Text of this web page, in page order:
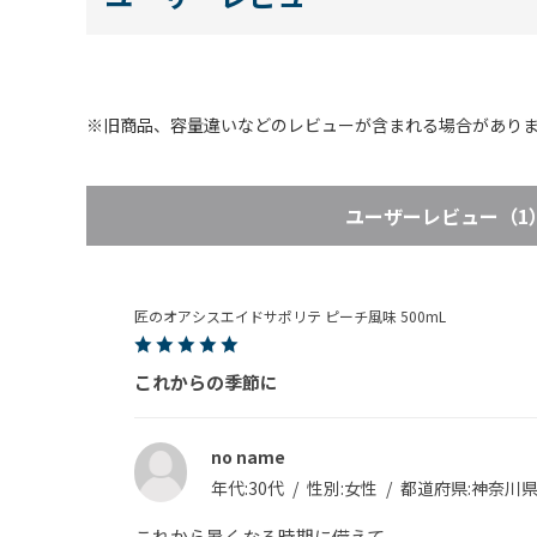
※旧商品、容量違いなどのレビューが含まれる場合がありま
ユーザーレビュー （1）
表示：新しい順
匠のオアシスエイドサポリテ ピーチ風味 500mL
これからの季節に
no name
年代:30代 性別:女性 都道府県:神奈川県